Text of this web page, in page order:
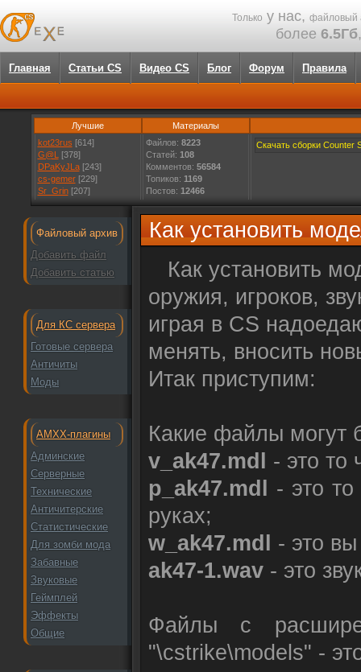
Только у нас, файловый
более 6.5Гб
Главная Статьи CS Видео CS Блог Форум Правила
Лучшие
kot23rus [614]
G@L
[378]
DPaKyJLa[243]
cs-gemer[229]
Sr_Grin[207]
Материалы
Файлов: 8223
Статей: 108
Комментов: 56584
Топиков: 1169
Постов: 12466
Скачать сборки Counter
Файловый архив
Добавить файл
Добавить статью
Для КС сервера
Готовые сервера
Античиты
Моды
AMXX-плагины
Админские
Серверные
Технические
Античитерские
Статистические
Для зомби мода
Забавные
Звуковые
Геймплей
Эффекты
Общие
Как установить
Как установить
оружия, игроков,
играя в CS
менять, вносить
Итак приступим:
Какие файлы могут
v_ak47.mdl
- это то
p_ak47.mdl
- это
руках;
w_ak47.mdl
- это
ak47-1.wav - это
Файлы с
"\cstrike\models" -